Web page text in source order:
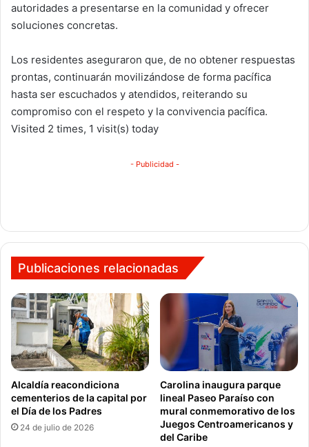
autoridades a presentarse en la comunidad y ofrecer
soluciones concretas.
Los residentes aseguraron que, de no obtener respuestas
prontas, continuarán movilizándose de forma pacífica
hasta ser escuchados y atendidos, reiterando su
compromiso con el respeto y la convivencia pacífica.
Visited 2 times, 1 visit(s) today
- Publicidad -
Publicaciones relacionadas
Alcaldía reacondiciona
cementerios de la capital por
el Día de los Padres
24 de julio de 2026
Carolina inaugura parque
lineal Paseo Paraíso con
mural conmemorativo de los
Juegos Centroamericanos y
del Caribe